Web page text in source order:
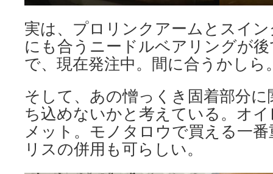
実は、プロリンクアームとスイ
にも合うニードルベアリングが
で、現在発注中。間に合うかしら
そして、あの憎っくき固着部分
ち込めないかと考えている。オ
メット。モノタロウで買える一
リスの併用も可らしい。